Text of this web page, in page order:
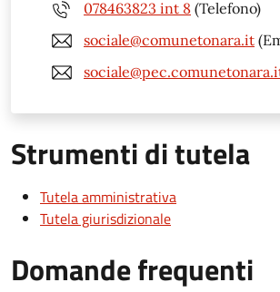
078463823 int 8 (Telefono)
sociale@comunetonara.it
Strumenti di tutela
Tutela amministrativa
Tutela giurisdizionale
Domande frequenti